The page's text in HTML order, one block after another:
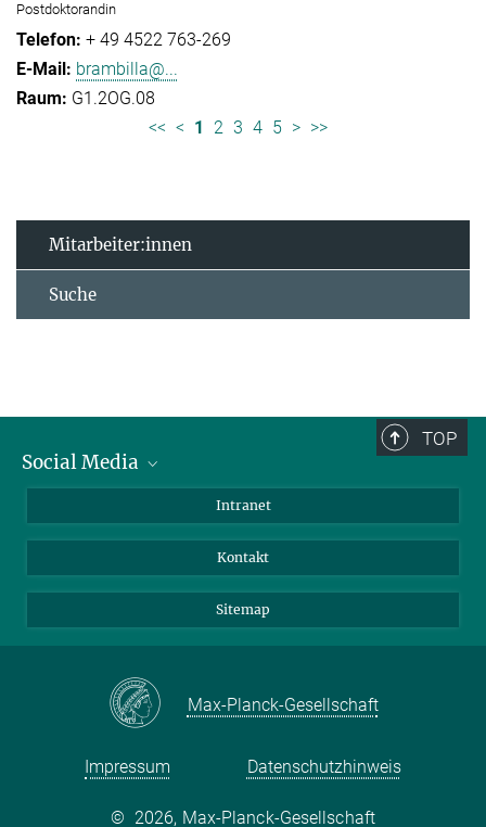
Postdoktorandin
+ 49 4522 763-269
brambilla@...
G1.2OG.08
<< < 1 2 3 4 5 > >>
Mitarbeiter:innen
Suche
TOP
Social Media
LinkedIn
Intranet
Kontakt
Sitemap
Max-Planck-Gesellschaft
Impressum Datenschutzhinweis
© 2026, Max-Planck-Gesellschaft